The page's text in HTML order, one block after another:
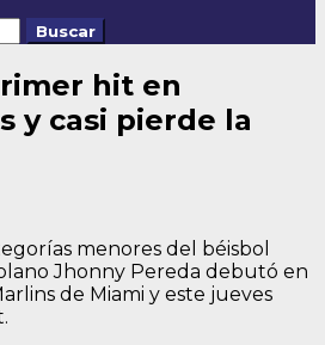
hit en
y casi pierde la
menores del béisbol
Jhonny Pereda debutó en
de Miami y este jueves